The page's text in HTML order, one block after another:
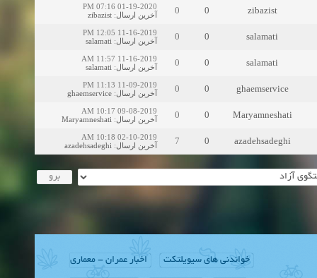
zibazist
0
0
01-19-2020 07:16 PM
آخرین ارسال:
zibazist
salamati
0
0
11-16-2019 12:05 PM
آخرین ارسال:
salamati
salamati
0
0
11-16-2019 11:57 AM
آخرین ارسال:
salamati
ghaemservice
0
0
11-09-2019 11:13 PM
آخرین ارسال:
ghaemservice
Maryamneshati
0
0
09-08-2019 10:17 AM
آخرین ارسال:
Maryamneshati
azadehsadeghi
0
7
02-10-2019 10:18 AM
آخرین ارسال:
azadehsadeghi
خواندنی های سیویلتکت اخبار عمران - معماری